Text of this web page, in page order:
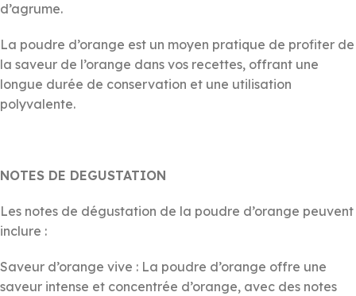
d’agrume.
La poudre d’orange est un moyen pratique de profiter de
la saveur de l’orange dans vos recettes, offrant une
longue durée de conservation et une utilisation
polyvalente.
NOTES DE DEGUSTATION
Les notes de dégustation de la poudre d’orange peuvent
inclure :
Saveur d’orange vive : La poudre d’orange offre une
saveur intense et concentrée d’orange, avec des notes